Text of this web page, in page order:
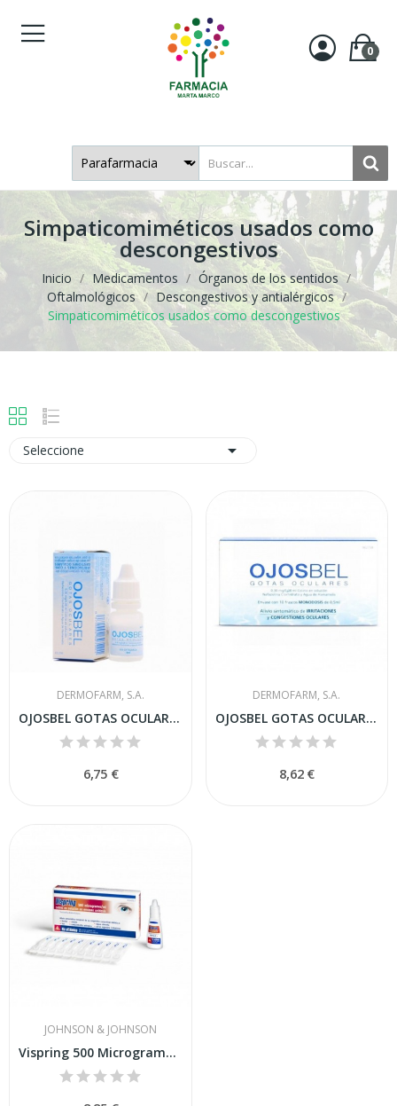
0
Simpaticomiméticos usados como
descongestivos
Inicio Medicamentos
Órganos de los sentidos
Oftalmológicos
Descongestivos y antialérgicos
Simpaticomiméticos usados como descongestivos
Seleccione 
DERMOFARM, S.A.
OJOSBEL GOTAS OCULARES, 0,30 mg/0,08 ml Colirio...
6,75 €
DERMOFARM, S.A.
OJOSBEL GOTAS OCULARES, 0,30 mg/0,08 ml Colirio...
8,62 €
JOHNSON & JOHNSON
Vispring 500 Microgramos-ml 10 Monodosis